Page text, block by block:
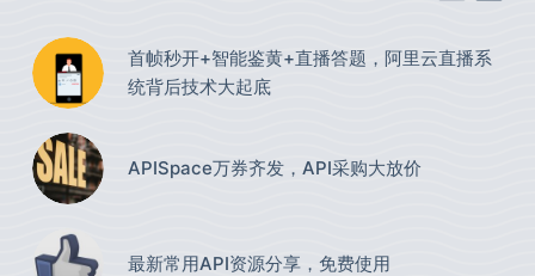
首帧秒开+智能鉴黄+直播答题，阿里云直播系
统背后技术大起底
APISpace万券齐发，API采购大放价
最新常用API资源分享，免费使用​